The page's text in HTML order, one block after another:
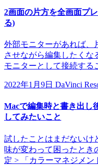
2画面の片方を全画面プ
る)
外部モニターがあれば、
させながら編集したくな
モニターとして接続する
2022年1月9日 DaVinci
Macで編集時と書き出し
してみたいこと
試したことはまだないけ
味が変わって困ったとき
定 > 「カラーマネジメン